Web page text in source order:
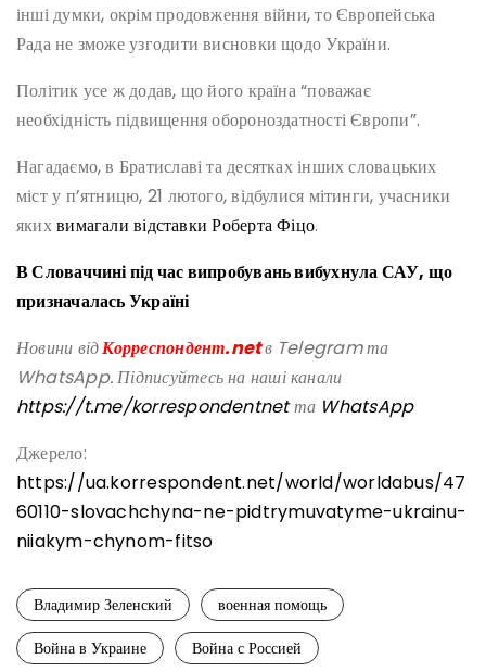
інші думки, окрім продовження війни, то Європейська
Рада не зможе узгодити висновки щодо України.
Політик усе ж додав, що його країна “поважає
необхідність підвищення обороноздатності Європи”.
Нагадаємо, в Братиславі та десятках інших словацьких
міст у п’ятницю, 21 лютого, відбулися мітинги, учасники
якихвимагали відставки Роберта Фіцо.
В Словаччині під час випробувань вибухнула САУ, що
призначалась Україні
Новини відКорреспондент.netв Telegram та
WhatsApp. Підписуйтесь на наші канали
https://t.me/korrespondentnetта WhatsApp
Джерело:
https://ua.korrespondent.net/world/worldabus/47
60110-slovachchyna-ne-pidtrymuvatyme-ukrainu-
niiakym-chynom-fitso
Владимир Зеленский
военная помощь
Война в Украине
Война с Россией